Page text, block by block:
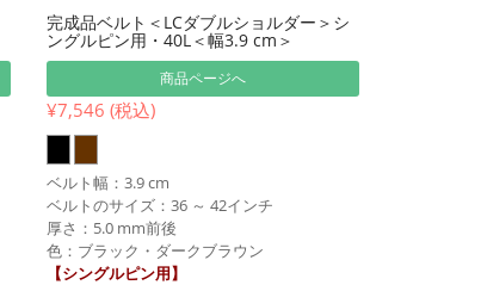
完成品ベルト＜LCダブルショルダー＞シ
ングルピン用・40L＜幅3.9 cm＞
商品ページへ
¥7,546 (税込)
ベルト幅：3.9 cm
ベルトのサイズ：36 ～ 42インチ
厚さ：5.0 mm前後
色：ブラック・ダークブラウン
【シングルピン用】